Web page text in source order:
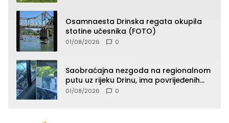
Osamnaesta Drinska regata okupila
stotine učesnika (FOTO)
01/08/2026 0
Saobraćajna nezgoda na regionalnom
putu uz rijeku Drinu, ima povrijeđenih
lica (FOTO)
01/08/2026 0